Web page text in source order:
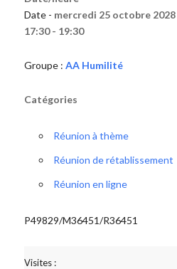
Date - mercredi 25 octobre 2028
17:30 - 19:30
Groupe : AA Humilité
Catégories
Réunion à thème
Réunion de rétablissement
Réunion en ligne
P49829/M36451/R36451
Visites :